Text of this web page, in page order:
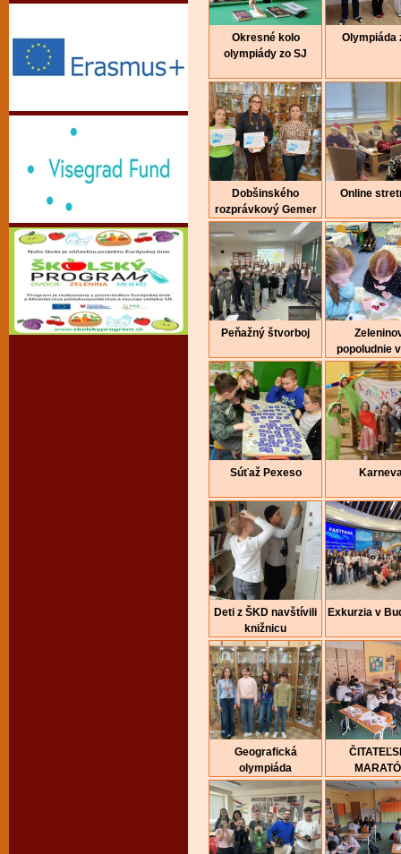
Okresné kolo
olympiády zo SJ
Olympiáda
Dobšinského
rozprávkový Gemer
Online
Peňažný štvorboj
popoludnie
Súťaž Pexeso
Deti z ŠKD navštívili
knižnicu
Exkurzia v
Geografická
olympiáda